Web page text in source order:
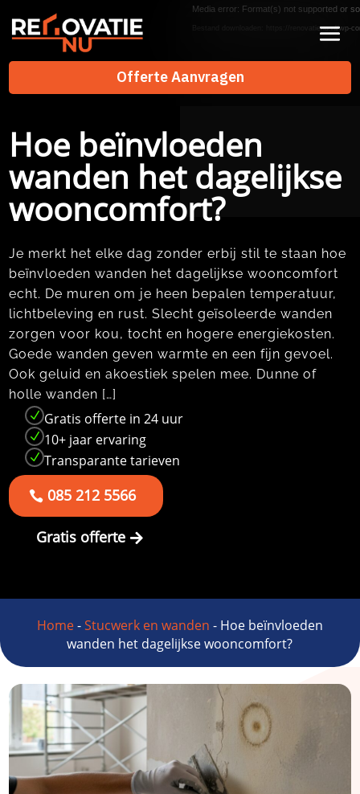
Offerte Aanvragen
Offerte Aanvragen
Media error: Format(s) not supported or
Bestand downloaden: https://renovatienu.nl/wp-
Hoe beïnvloeden
wanden het dagelijkse
wooncomfort?
Je merkt het elke dag zonder erbij stil te staan hoe
beïnvloeden wanden het dagelijkse wooncomfort
echt.​ De muren om je heen bepalen temperatuur,
lichtbeleving en rust.​ Slecht geïsoleerde wanden
zorgen voor kou, tocht en hogere energiekosten.​
Goede wanden geven warmte en een fijn gevoel.​
Ook geluid en akoestiek spelen mee.​ Dunne of
holle wanden […]
N Gratis offerte in 24 uur
N 10+ jaar ervaring
N Transparante tarieven
085 212 5566
Gratis offerte
Home-Stucwerk en wanden - Hoe beïnvloeden
wanden het dagelijkse wooncomfort?